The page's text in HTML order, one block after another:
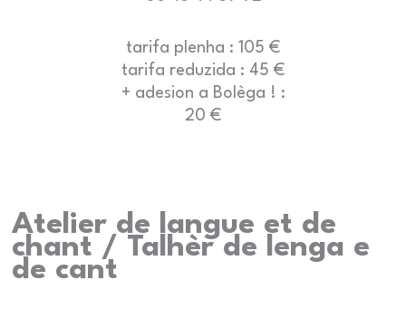
tarifa plenha : 105 €
tarifa reduzida : 45 €
+ adesion a Bolèga ! :
20 €
Atelier de langue et de
chant / Talhèr de lenga e
de cant